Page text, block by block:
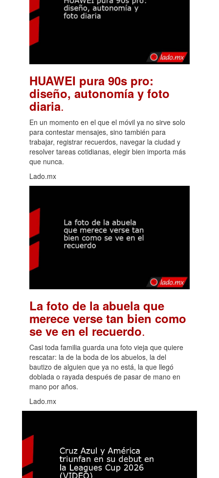
HUAWEI pura 90s pro:
diseño, autonomía y foto
diaria.
En un momento en el que el móvil ya no sirve solo
para contestar mensajes, sino también para
trabajar, registrar recuerdos, navegar la ciudad y
resolver tareas cotidianas, elegir bien importa más
que nunca.
Lado.mx
La foto de la abuela que
merece verse tan bien como
se ve en el recuerdo.
Casi toda familia guarda una foto vieja que quiere
rescatar: la de la boda de los abuelos, la del
bautizo de alguien que ya no está, la que llegó
doblada o rayada después de pasar de mano en
mano por años.
Lado.mx